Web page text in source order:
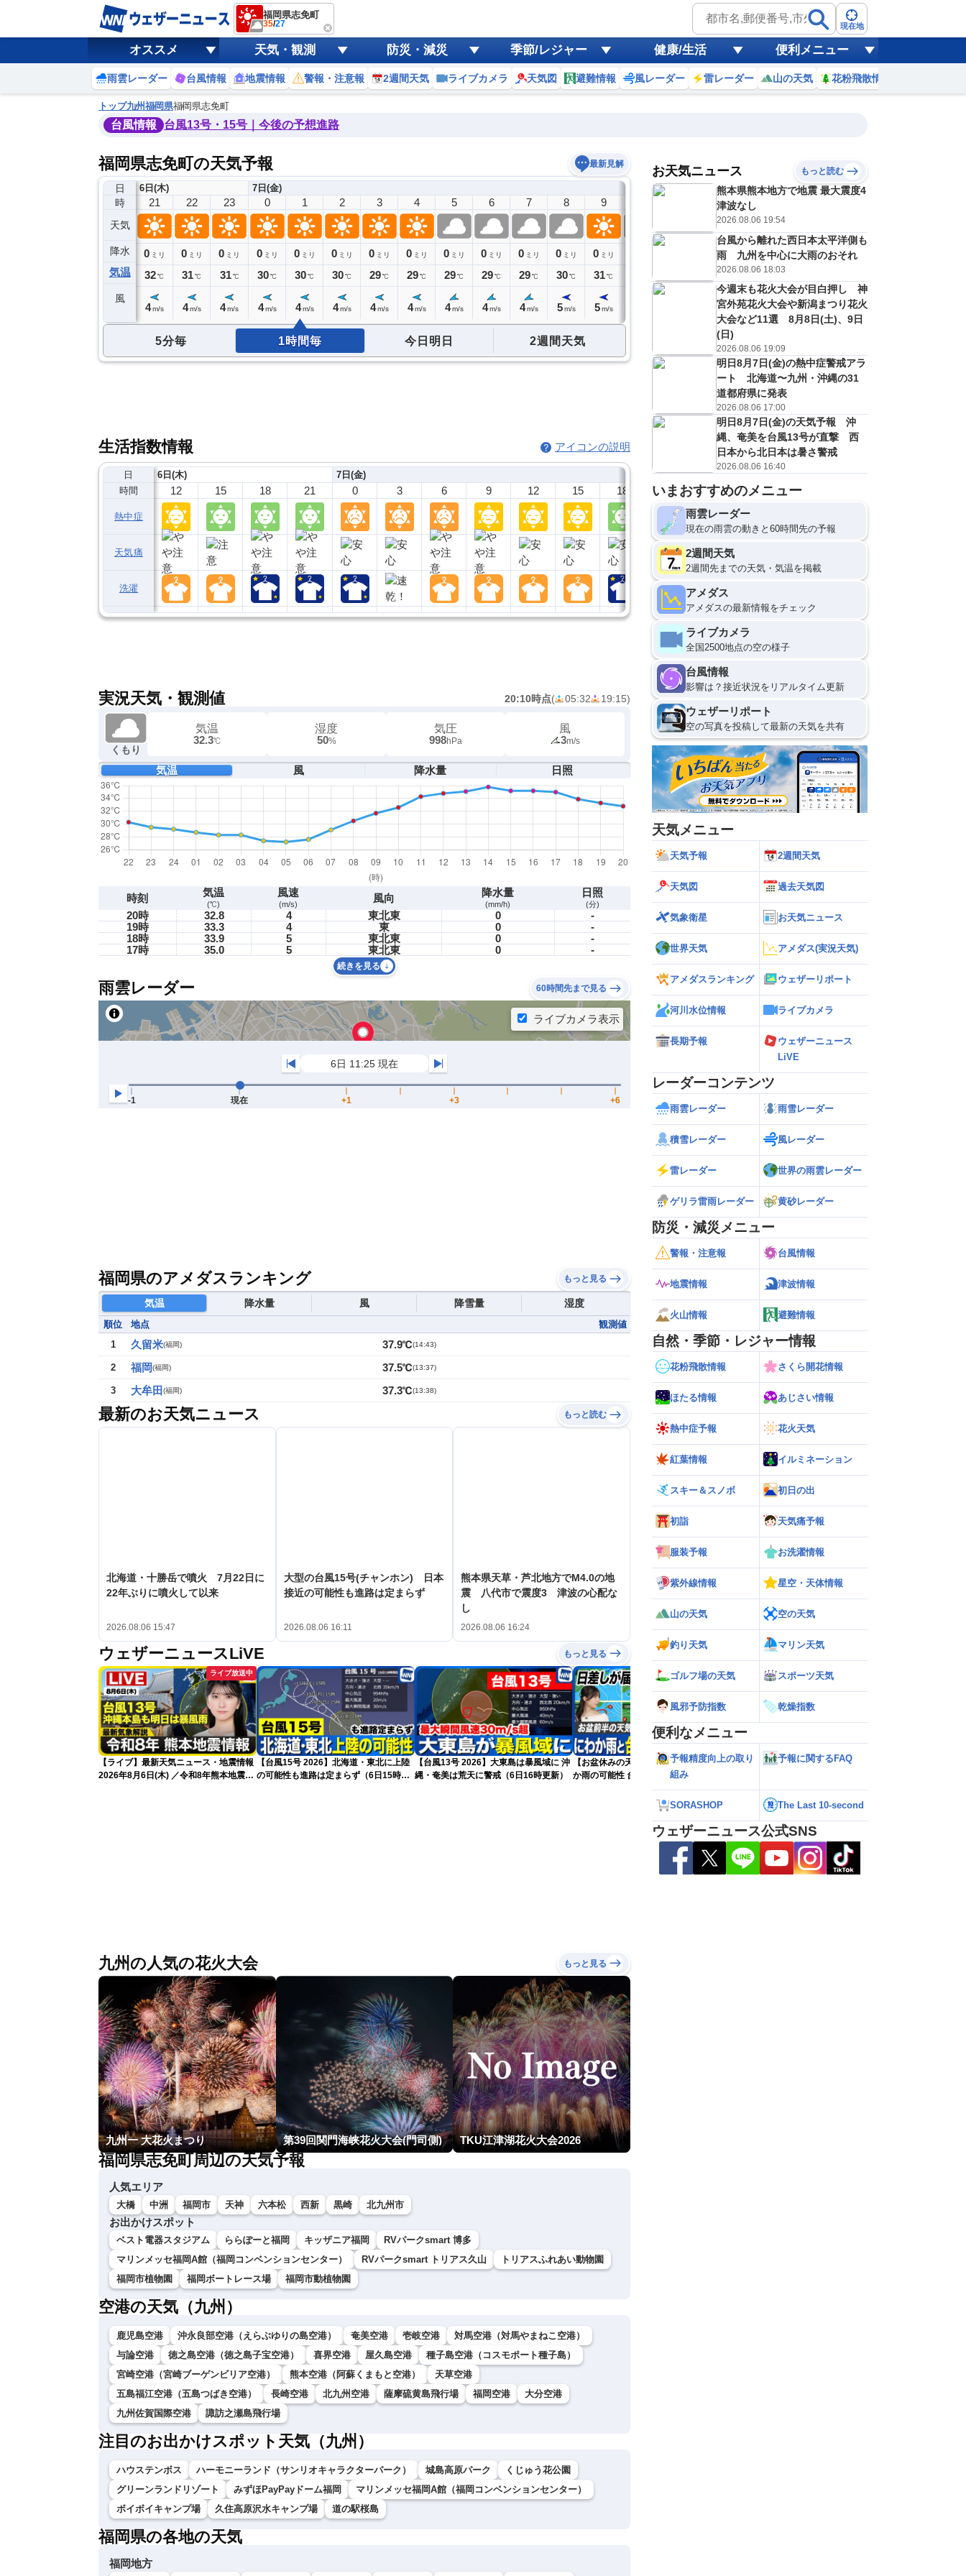
福岡県志免町
35/27 現在地
オススメ 天気・観測 防災・減災 季節/レジャー 健康/生活 便利メニュー
雨雲レーダー 台風情報 地震情報 警報・注意報 2週間天気 ライブカメラ 天気図 避難情報 風レーダー 雷レーダー 山の天気 花粉飛散情報
トップ九州福岡県福岡県志免町
台風情報 台風13号・15号｜今後の予想進路
福岡県志免町の天気予報 最新見解
日
時
天気
降水
気温
風
6日(木)
20
0ミリ
32℃
21
0 ミリ
32℃
4 m/s
22
0 ミリ
31℃
4 m/s
23
0 ミリ
31 ℃
4m/s
7日(金)
0
0 ミリ
30℃
4 m/s
1
0 ミリ
30℃
4 m/s
2
0 ミリ
30℃
4 m/s
3
0 ミリ
29℃
4 m/s
4
0 ミリ
29℃
4 m/s
5
0 ミリ
29℃
4 m/s
6
0 ミリ
29℃
4 m/s
7
0 ミリ
29℃
4 m/s
8
0 ミリ
30℃
5 m/s
9
0 ミリ
31℃
5 m/s
12
ミリ
33
m/s
13
0 ミリ
34
6m/s
0ミリ
35
6 m/s
0ミリ
6m/s
0
6 m/s
5分毎 1時間毎 今日明日 2週間天気
生活指数情報 アイコンの説明
日
時間
熱中症
天気痛
洗濯
6日(木)
12 15 18 21
7日(金)
0 3 6 9 12 15 18 21
8日(土)
0
実況天気・観測値 20:10時点( 05:32 19:15)
くもり
気温
32.3℃
湿度
50%
気圧
998hPa
風
3m/s
気温 風 降水量 日照
時刻 気温
(℃)
風速
(m/s) 風向 降水量
(mm/h)
日照
(分)
20時 32.8 4 東北東 0
-
19時
33.3 4 東 0
-
18時
33.9 5 東北東 0
-
17時
35.0 5 東北東 0 -
続きを見る
雨雲レーダー 60時間先まで見る
福岡県のアメダスランキング もっと見る
気温 降水量 風 降雪量 湿度
順位 地点
観測値
1
久留米(福岡) 37.9℃(14:43)
2 福岡(福岡) 37.5℃(13:37)
3 大牟田 (福岡) 37.3℃(13:38)
最新のお天気ニュース もっと読む
北海道・十勝岳で噴火 7月22日に
22年ぶりに噴火して以来
2026.08.06 15:47
大型の台風15号(チャンホン) 日本
接近の可能性も進路は定まらず
2026.08.06 16:11
熊本県天草・芦北地方でM4.0の地
震 八代市で震度3 津波の心配な
し
2026.08.06 16:24
ウェザーニュースLiVE もっと見る
ライブ放送中
【ライブ】最新天気ニュース・地震情報
2026年8月6日(木) ／令和8年熊本地震情
【台風15号 2026】北海道・東北に上陸
の可能性も進路は定まらず（6日15時更
【台風13号 2026】大東島は暴風域に 沖
縄・奄美は荒天に警戒（6日16時更新）
【お盆休みの天気】前半は晴れてもにわ
か雨の可能性 台風15号の動向にも注意
【台風13号 2026】大東島地方が暴風域
過する見込み 早めの備えを ※8月6日
10時更新
九州の人気の花火大会 もっと見る
九州一 大花火まつり 第39回関門海峡花火大会(門司側) TKU江津湖花火大会2026
福岡県志免町周辺の天気予報
人気エリア
大橋 中洲 福岡市 天神 六本松 西新 黒崎 北九州市
お出かけスポット
ベスト電器スタジアム ららぽーと福岡 キッザニア福岡
RVパークsmart 博多
マリンメッセ福岡A館（福岡コンベンションセンター）
RVパークsmart トリアス久山
トリアスふれあい動物園
福岡市植物園
福岡ボートレース場 福岡市動植物園
空港の天気（九州）
鹿児島空港 沖永良部空港（えらぶゆりの島空港） 奄美空港 壱岐空港
対馬空港（対馬やまねこ空港）
与論空港
徳之島空港（徳之島子宝空港） 喜界空港 屋久島空港
種子島空港（コスモポート種子島）
宮崎空港（宮崎ブーゲンビリア空港）
熊本空港（阿蘇くまもと空港）
天草空港
五島福江空港（五島つばき空港）
長崎空港 北九州空港 薩摩硫黄島飛行場 福岡空港
大分空港
九州佐賀国際空港
諏訪之瀬島飛行場
注目のお出かけスポット天気（九州）
ハウステンボス ハーモニーランド（サンリオキャラクターパーク） 城島高原パーク
くじゅう花公園
グリーンランドリゾート
みずほPayPayドーム福岡
マリンメッセ福岡A館（福岡コンベンションセンター）
ボイボイキャンプ場
久住高原沢水キャンプ場 道の駅桜島
福岡県の各地の天気
福岡地方
お天気ニュース もっと読む
熊本県熊本地方で地震 最大震度4
津波なし
2026.08.06 19:54
台風から離れた西日本太平洋側も
雨 九州を中心に大雨のおそれ
2026.08.06 18:03
今週末も花火大会が目白押し 神
宮外苑花火大会や新潟まつり花火
大会など11選 8月8日(土)、9日
(日)
2026.08.06 19:09
明日8月7日(金)の熱中症警戒アラ
ート 北海道〜九州・沖縄の31
道都府県に発表
2026.08.06 17:00
明日8月7日(金)の天気予報 沖
縄、奄美を台風13号が直撃 西
日本から北日本は暑さ警戒
2026.08.06 16:40
いまおすすめのメニュー
雨雲レーダー
現在の雨雲の動きと60時間先の予報
2週間天気
2週間先までの天気・気温を掲載
アメダス
アメダスの最新情報をチェック
ライブカメラ
全国2500地点の空の様子
台風情報
影響は？接近状況をリアルタイム更新
ウェザーリポート
空の写真を投稿して最新の天気を共有
天気メニュー
天気予報 2週間天気
天気図 過去天気図
気象衛星 お天気ニュース
世界天気 アメダス(実況天気)
アメダスランキング ウェザーリポート
河川水位情報 ライブカメラ
長期予報
ウェザーニュース
LiVE
レーダーコンテンツ
雨雲レーダー 雨雪レーダー
積雪レーダー 風レーダー
雷レーダー 世界の雨雲レーダー
ゲリラ雷雨レーダー 黄砂レーダー
防災・減災メニュー
警報・注意報 台風情報
地震情報 津波情報
火山情報 避難情報
自然・季節・レジャー情報
花粉飛散情報 さくら開花情報
ほたる情報 あじさい情報
熱中症予報 花火天気
紅葉情報 イルミネーション
スキー＆スノボ 初日の出
初詣 天気痛予報
服装予報 お洗濯情報
紫外線情報 星空・天体情報
山の天気 空の天気
釣り天気 マリン天気
ゴルフ場の天気 スポーツ天気
風邪予防指数 乾燥指数
便利なメニュー
予報精度向上の取り
組み
予報に関するFAQ
SORASHOP The Last 10-second
ウェザーニュース公式SNS